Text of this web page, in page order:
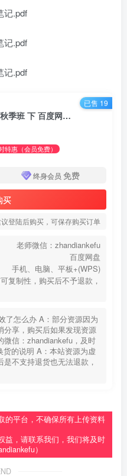
记.pdf
记.pdf
记.pdf
2024初二数学 郭济阳 北师版A+秋季班 下 百度网盘下载
特惠（会员免费）
终身会员 免费
买
登陆后购买，可保存购买订单
老师微信：zhandiankefu
百度网盘
手机、电脑、平板+(WPS)
复制性，购买后不予退款，
了怎么办 A：部分资源因为
分享，购买后如果发现资源
微信：zhandiankefu，及时
的说明 A：本站资源为虚
不支持退货也无法退款，
已售 19
的平台，不确保所有上传资料
益，请联系我们，我们将及时
）